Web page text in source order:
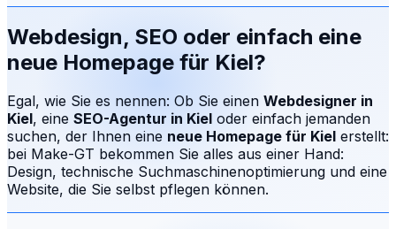
Webdesign, SEO oder einfach eine
neue Homepage für Kiel?
Egal, wie Sie es nennen: Ob Sie einen Webdesigner in
Kiel, eine SEO-Agentur in Kiel oder einfach jemanden
suchen, der Ihnen eine neue Homepage für Kiel erstellt:
bei Make-GT bekommen Sie alles aus einer Hand:
Design, technische Suchmaschinenoptimierung und eine
Website, die Sie selbst pflegen können.